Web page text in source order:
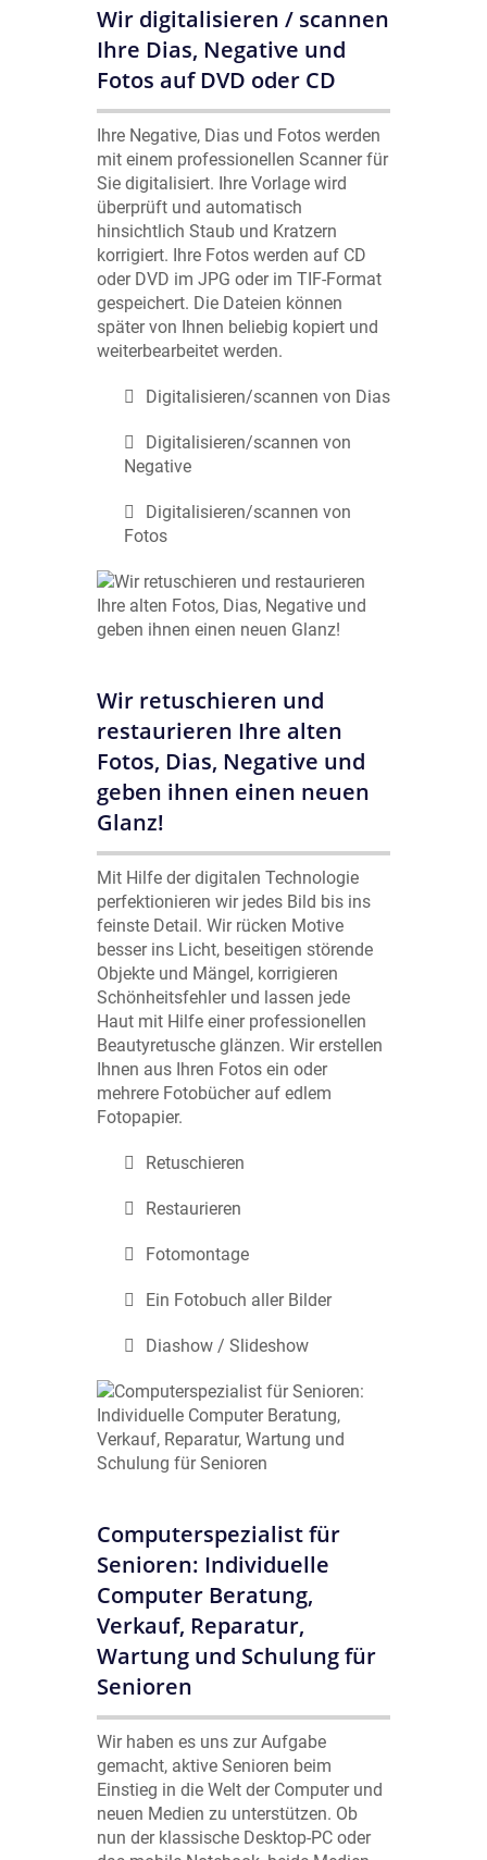
Wir digitalisieren / scannen
Ihre Dias, Negative und
Fotos auf DVD oder CD
Ihre Negative, Dias und Fotos werden
mit einem professionellen Scanner für
Sie digitalisiert. Ihre Vorlage wird
überprüft und automatisch
hinsichtlich Staub und Kratzern
korrigiert. Ihre Fotos werden auf CD
oder DVD im JPG oder im TIF-Format
gespeichert. Die Dateien können
später von Ihnen beliebig kopiert und
weiterbearbeitet werden.
Digitalisieren/scannen von Dias
Digitalisieren/scannen von
Negative
Digitalisieren/scannen von
Fotos
Wir retuschieren und
restaurieren Ihre alten
Fotos, Dias, Negative und
geben ihnen einen neuen
Glanz!
Mit Hilfe der digitalen Technologie
perfektionieren wir jedes Bild bis ins
feinste Detail. Wir rücken Motive
besser ins Licht, beseitigen störende
Objekte und Mängel, korrigieren
Schönheitsfehler und lassen jede
Haut mit Hilfe einer professionellen
Beautyretusche glänzen. Wir erstellen
Ihnen aus Ihren Fotos ein oder
mehrere Fotobücher auf edlem
Fotopapier.
Retuschieren
Restaurieren
Fotomontage
Ein Fotobuch aller Bilder
Diashow / Slideshow
Computerspezialist für
Senioren: Individuelle
Computer Beratung,
Verkauf, Reparatur,
Wartung und Schulung für
Senioren
Wir haben es uns zur Aufgabe
gemacht, aktive Senioren beim
Einstieg in die Welt der Computer und
neuen Medien zu unterstützen. Ob
nun der klassische Desktop-PC oder